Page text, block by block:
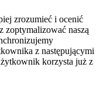
zrozumieć i ocenić
zoptymalizować naszą
z następującymi
korzysta już z